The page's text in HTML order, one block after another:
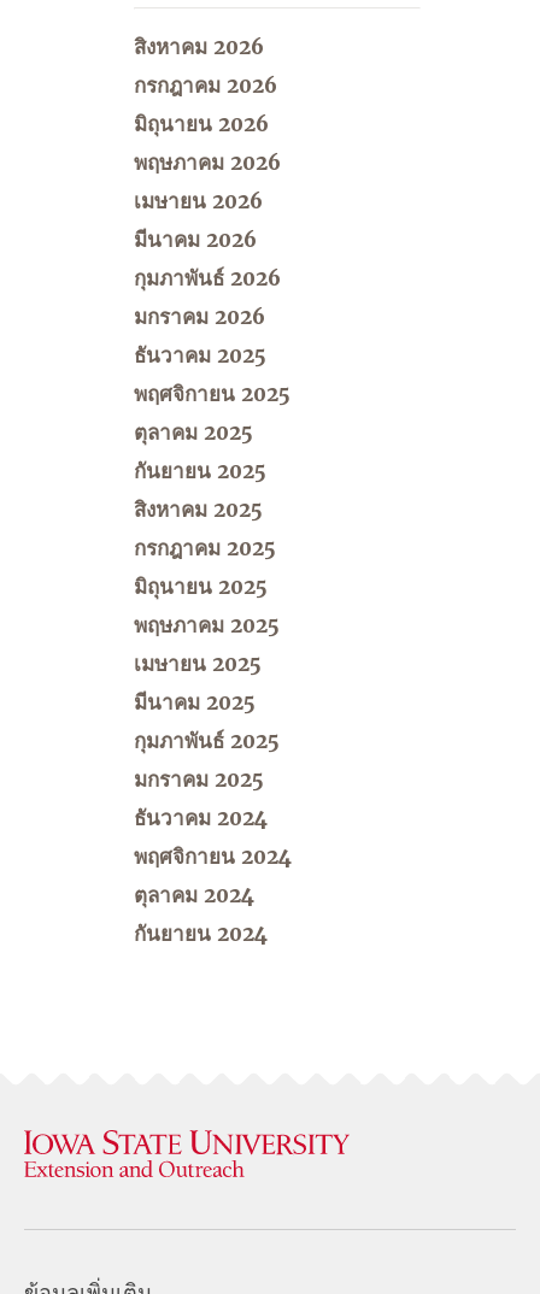
สิงหาคม 2026
กรกฎาคม 2026
มิถุนายน 2026
พฤษภาคม 2026
เมษายน 2026
มีนาคม 2026
กุมภาพันธ์ 2026
มกราคม 2026
ธันวาคม 2025
พฤศจิกายน 2025
ตุลาคม 2025
กันยายน 2025
สิงหาคม 2025
กรกฎาคม 2025
มิถุนายน 2025
พฤษภาคม 2025
เมษายน 2025
มีนาคม 2025
กุมภาพันธ์ 2025
มกราคม 2025
ธันวาคม 2024
พฤศจิกายน 2024
ตุลาคม 2024
กันยายน 2024